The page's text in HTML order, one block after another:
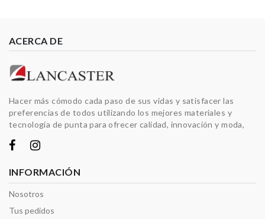
ACERCA DE
Hacer más cómodo cada paso de sus vidas y satisfacer las
preferencias de todos utilizando los mejores materiales y
tecnología de punta para ofrecer calidad, innovación y moda,
INFORMACIÓN
Nosotros
Tus pedidos